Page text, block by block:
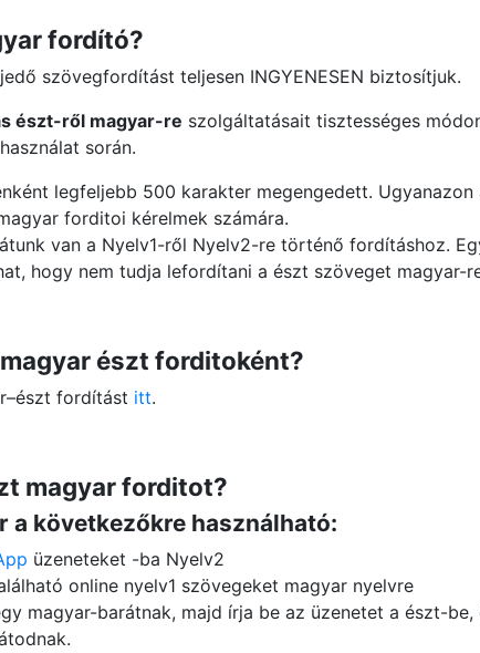
fordító?
szövegfordítást teljesen INGYENESEN biztosítjuk.
észt-ről magyar-re szolgáltatásait tisztességes
során.
legfeljebb 500 karakter megengedett. Ugyanazon
forditoi kérelmek számára.
van a Nyelv1-ről Nyelv2-re történő fordításhoz.
hogy nem tudja lefordítani a észt szöveget magyar-
észt forditoként?
fordítást itt.
magyar forditot?
a következőkre használható:
üzeneteket -ba Nyelv2
online nyelv1 szövegeket magyar nyelvre
magyar-barátnak, majd írja be az üzenetet a észt-